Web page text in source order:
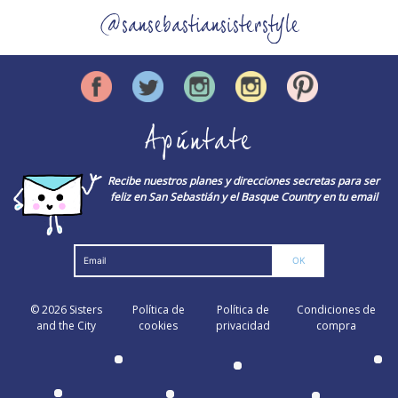
@sansebastiansisterstyle
Apúntate
Recibe nuestros planes y direcciones secretas para ser
feliz en San Sebastián y el Basque Country en tu email
© 2026 Sisters
and the City
Política de
cookies
Política de
privacidad
Condiciones de
compra